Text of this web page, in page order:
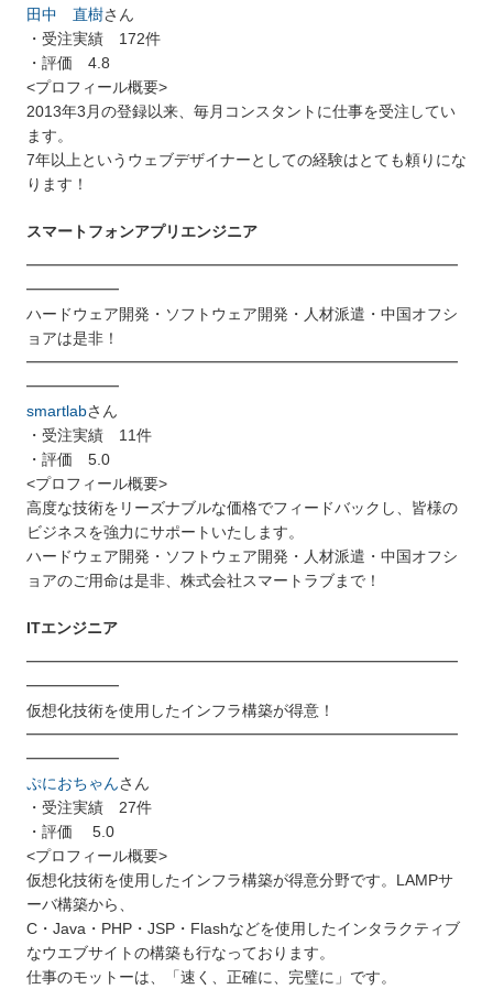
田中 直樹さん
・受注実績 172件
・評価 4.8
<プロフィール概要>
2013年3月の登録以来、毎月コンスタントに仕事を受注してい
ます。
7年以上というウェブデザイナーとしての経験はとても頼りにな
ります！
スマートフォンアプリエンジニア
━━━━━━━━━━━━━━━━━━━━━━━━━━━━
━━━━━━
ハードウェア開発・ソフトウェア開発・人材派遣・中国オフシ
ョアは是非！
━━━━━━━━━━━━━━━━━━━━━━━━━━━━
━━━━━━
smartlabさん
・受注実績 11件
・評価 5.0
<プロフィール概要>
高度な技術をリーズナブルな価格でフィードバックし、皆様の
ビジネスを強力にサポートいたします。
ハードウェア開発・ソフトウェア開発・人材派遣・中国オフシ
ョアのご用命は是非、株式会社スマートラブまで！
ITエンジニア
━━━━━━━━━━━━━━━━━━━━━━━━━━━━
━━━━━━
仮想化技術を使用したインフラ構築が得意！
━━━━━━━━━━━━━━━━━━━━━━━━━━━━
━━━━━━
ぷにおちゃんさん
・受注実績 27件
・評価 5.0
<プロフィール概要>
仮想化技術を使用したインフラ構築が得意分野です。LAMPサ
ーバ構築から、
C・Java・PHP・JSP・Flashなどを使用したインタラクティブ
なウエブサイトの構築も行なっております。
仕事のモットーは、「速く、正確に、完璧に」です。